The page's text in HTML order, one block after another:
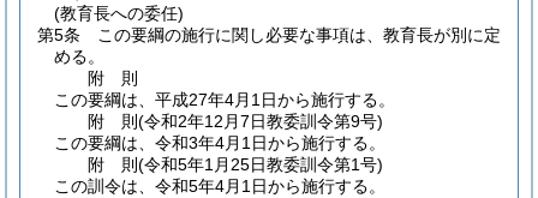
(教育長への委任)
第5条
この要綱の施行に関し必要な事項は、教育長が別に定
める。
附 則
この要綱は、平成27年4月1日から施行する。
附 則(令和2年12月7日教委訓令第9号)
この要綱は、令和3年4月1日から施行する。
附 則(令和5年1月25日教委訓令第1号)
この訓令は、令和5年4月1日から施行する。